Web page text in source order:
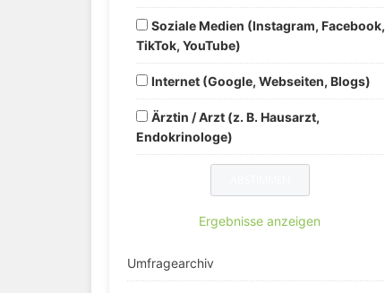
Soziale Medien (Instagram, Facebook,
TikTok, YouTube)
Internet (Google, Webseiten, Blogs)
Ärztin / Arzt (z. B. Hausarzt,
Endokrinologe)
Ergebnisse anzeigen
Umfragearchiv